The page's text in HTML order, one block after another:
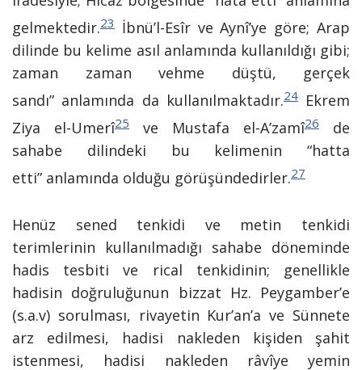
gelmektedir.23 İbnü’l-Esîr ve Aynî’ye göre; Arap
dilinde bu kelime asıl anlamında kullanıldığı gibi;
zaman zaman vehme düştü, gerçek
sandı” anlamında da kullanılmaktadır.24Ekrem
Ziya el-Umerî25 ve Mustafa el-A’zamî26
de
sahabe dilindeki bu kelimenin “hatta
etti” anlamında olduğu görüşündedirler.27
Henüz sened tenkidi ve metin tenkidi
terimlerinin kullanılmadığı sahabe döneminde
hadis tesbiti ve rical tenkidinin; genellikle
hadisin doğruluğunun bizzat Hz. Peygamber’e
(s.a.v) sorulması, rivayetin Kur’an’a ve Sünnete
arz edilmesi, hadisi nakleden kişiden şahit
istenmesi, hadisi nakleden râvîye yemin